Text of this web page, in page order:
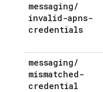
messaging/
invalid-apns-
credentials
messaging/
mismatched-
credential